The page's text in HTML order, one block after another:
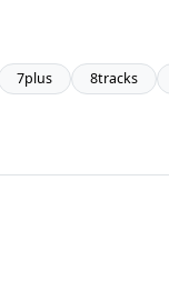
7plus 8tracks